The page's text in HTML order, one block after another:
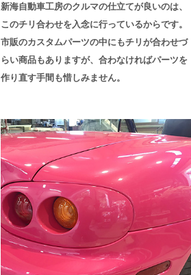
新海自動車工房のクルマの仕立てが良いのは、
このチリ合わせを入念に行っているからです。
市販のカスタムパーツの中にもチリが合わせづ
らい商品もありますが、合わなければパーツを
作り直す手間も惜しみません。